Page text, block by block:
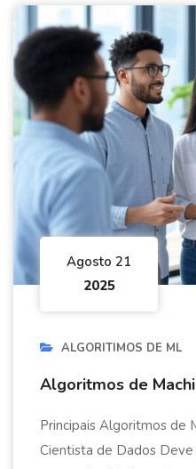
Agosto 21
2025
ALGORITIMOS DE ML
Algoritmos de
Principais Algoritmos de
Cientista de Dados Deve